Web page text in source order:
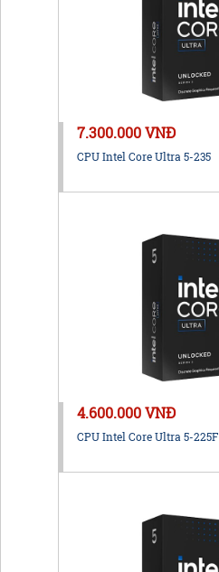
7.300.000 VNĐ
CPU Intel Core Ultra 5-235
4.600.000 VNĐ
CPU Intel Core Ultra 5-225F